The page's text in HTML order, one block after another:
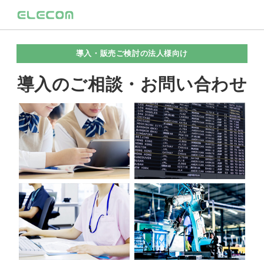
導入・販売ご検討の法人様向け
導入のご相談・お問い合わせ